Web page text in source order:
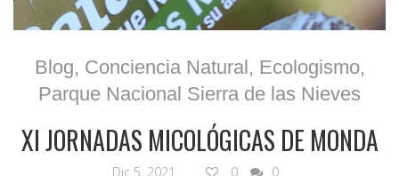
Blog, Conciencia Natural , Ecologismo,
Parque Nacional Sierra de las Nieves
XI JORNADAS MICOLÓGICAS DE MONDA
Dic 5, 2021 0 0